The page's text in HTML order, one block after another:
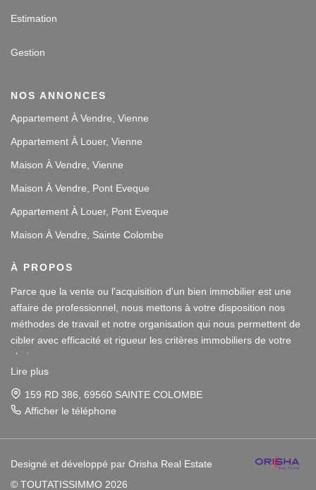
Estimation
Gestion
NOS ANNONCES
Appartement À Vendre, Vienne
Appartement À Louer, Vienne
Maison À Vendre, Vienne
Maison À Vendre, Pont Eveque
Appartement À Louer, Pont Eveque
Maison À Vendre, Sainte Colombe
À PROPOS
Parce que la vente ou l'acquisition d'un bien immobilier est une
affaire de professionnel, nous mettons à votre disposition nos
méthodes de travail et notre organisation qui nous permettent de
cibler avec efficacité et rigueur les critères immobiliers de votre
choix.
Notre disponibilité et notre écoute au sein de nos agences
immobilières à Vienne et Sainte Colombe les Vienne, au Sud de
et agréable afin que votre investissement reste un plaisir.
Notre dynamisme et notre sérieux nous imposent pour votre plus
grand confort une sélection de biens immobiliers dans le 38 et le
Lire plus
159 RD 386, 69560 SAINTE COLOMBE
Afficher le téléphone
Designé et développé par Orisha Real Estate
© TOUTATISSIMMO 2026